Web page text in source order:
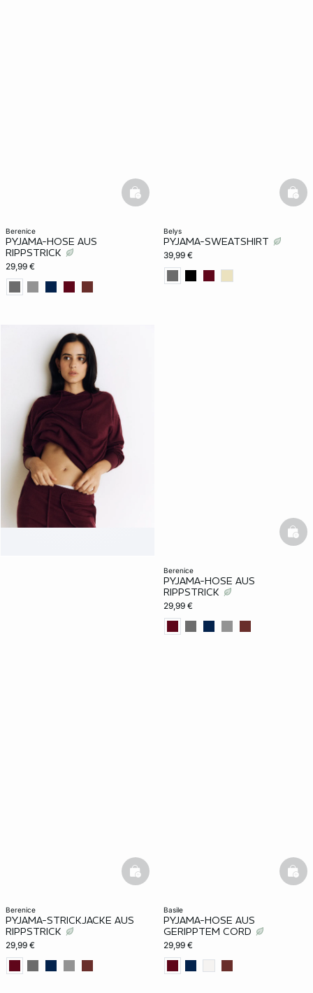
berenice
PYJAMA-HOSE AUS
RIPPSTRICK
29,99 €
basketfull
belys
PYJAMA-SWEATSHIRT
39,99 €
berenice
PYJAMA-HOSE AUS
RIPPSTRICK
29,99 €
berenice
PYJAMA-STRICKJACKE AUS
RIPPSTRICK
29,99 €
basketfull
basile
PYJAMA-HOSE AUS
GERIPPTEM CORD
29,99 €